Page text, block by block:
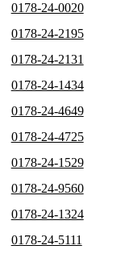
0178-24-0020
0178-24-2195
0178-24-2131
0178-24-1434
0178-24-4649
0178-24-4725
0178-24-1529
0178-24-9560
0178-24-1324
0178-24-5111